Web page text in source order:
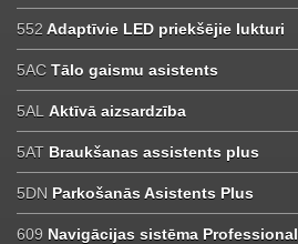
552 Adaptīvie LED priekšējie lukturi
5AC Tālo gaismu asistents
5AL Aktīvā aizsardzība
5AT Braukšanas assistents plus
5DN Parkošanās Asistents Plus
609 Navigācijas sistēma Professional